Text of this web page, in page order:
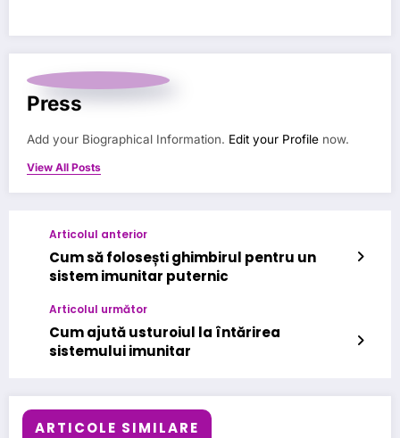
Press
Add your Biographical Information. Edit your Profile now.
View All Posts
Articolul anterior
Cum să folosești ghimbirul pentru un
sistem imunitar puternic
Articolul următor
Cum ajută usturoiul la întărirea
sistemului imunitar
ARTICOLE SIMILARE